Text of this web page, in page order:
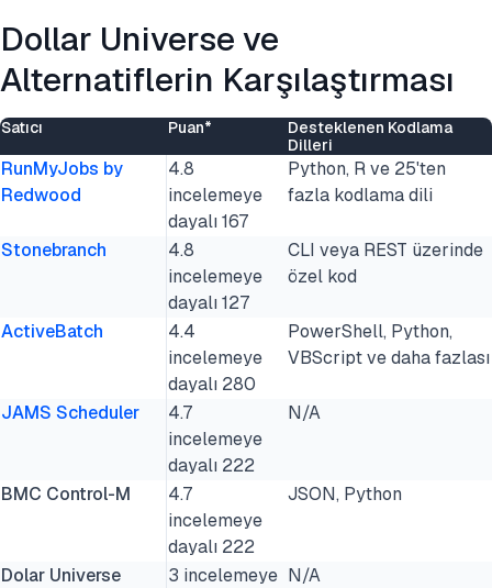
Dollar Universe ve
Alternatiflerin Karşılaştırması
Satıcı Puan*
Desteklenen Kodlama
Dilleri
RunMyJobs by
Redwood
4.8
incelemeye
dayalı 167
Python, R ve 25'ten
fazla kodlama dili
Stonebranch
4.8
incelemeye
dayalı 127
CLI veya REST üzerinde
özel kod
ActiveBatch
4.4
incelemeye
dayalı 280
PowerShell, Python,
VBScript ve daha fazlası
JAMS Scheduler
4.7
incelemeye
dayalı 222
N/A
BMC Control-M
4.7
incelemeye
dayalı 222
JSON, Python
Dolar Universe
3 incelemeye N/A